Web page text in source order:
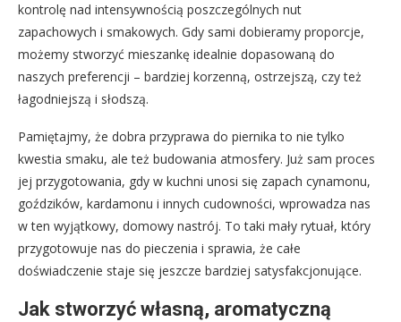
kontrolę nad intensywnością poszczególnych nut
zapachowych i smakowych. Gdy sami dobieramy proporcje,
możemy stworzyć mieszankę idealnie dopasowaną do
naszych preferencji – bardziej korzenną, ostrzejszą, czy też
łagodniejszą i słodszą.
Pamiętajmy, że dobra przyprawa do piernika to nie tylko
kwestia smaku, ale też budowania atmosfery. Już sam proces
jej przygotowania, gdy w kuchni unosi się zapach cynamonu,
goździków, kardamonu i innych cudowności, wprowadza nas
w ten wyjątkowy, domowy nastrój. To taki mały rytuał, który
przygotowuje nas do pieczenia i sprawia, że całe
doświadczenie staje się jeszcze bardziej satysfakcjonujące.
Jak stworzyć własną, aromatyczną